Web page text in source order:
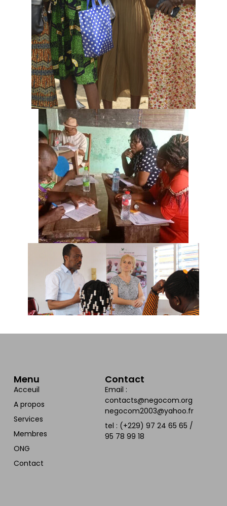
Menu
Acceuil
A propos
Services
Membres
ONG
Contact
Contact
Email :
contacts@negocom.org
negocom2003@yahoo.fr
tel : (+229) 97 24 65 65 /
95 78 99 18